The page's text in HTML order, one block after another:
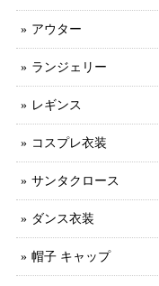
アウター
ランジェリー
レギンス
コスプレ衣装
サンタクロース
ダンス衣装
帽子 キャップ